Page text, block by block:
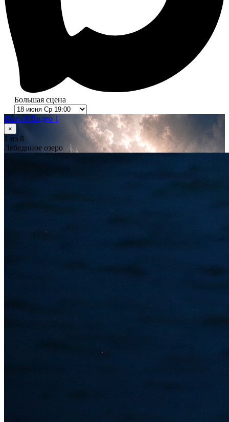
Большая сцена
Фото 8 Видео 1
×
1 из 8
Лебединое озеро